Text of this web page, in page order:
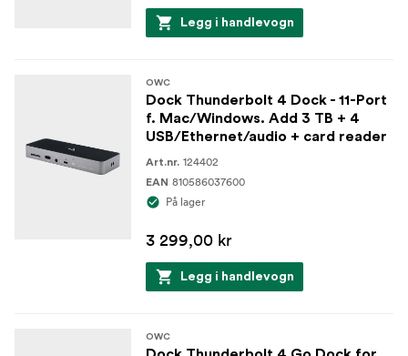
Legg i handlevogn
OWC
Dock Thunderbolt 4 Dock - 11-Port
f. Mac/Windows. Add 3 TB + 4
USB/Ethernet/audio + card reader
Art.nr. 124402
EAN 810586037600
På lager
3 299,00 kr
Legg i handlevogn
OWC